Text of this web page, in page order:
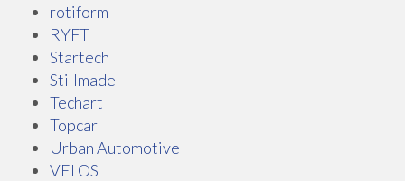
rotiform
RYFT
Startech
Stillmade
Techart
Topcar
Urban Automotive
VELOS